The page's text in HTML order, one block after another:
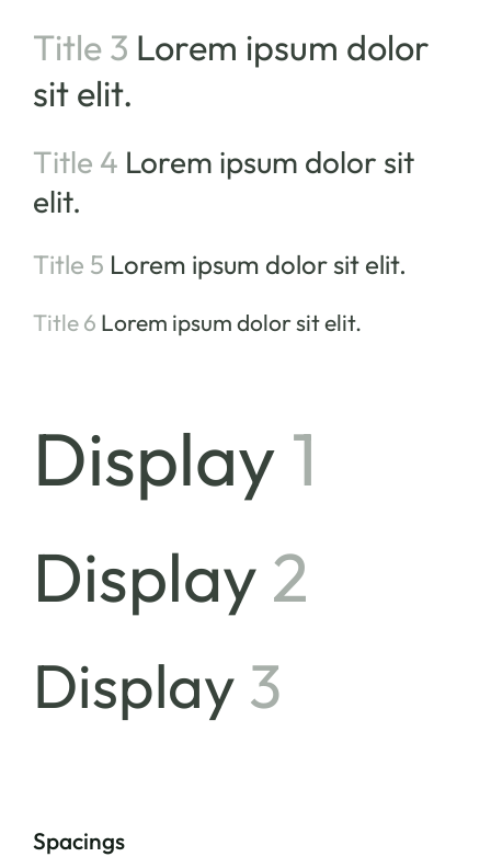
Title 3 Lorem ipsum dolor
sit elit.
Title 4 Lorem ipsum dolor sit
elit.
Title 5 Lorem ipsum dolor sit elit.
Title 6 Lorem ipsum dolor sit elit.
Display 1
Display 2
Display 3
Spacings